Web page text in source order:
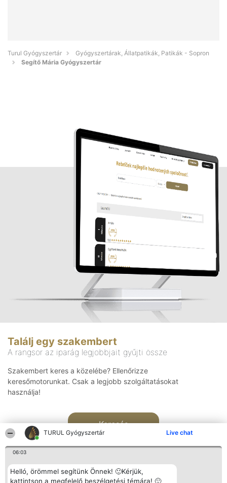
TURUL Gyógyszertár Live chat
06:03
Helló, örömmel segítünk Önnek! 🙂Kérjük,
kattintson a megfelelő beszélgetési témára! 🙂
Turul Gyógyszertár
Gyógyszertárak, Állatpatikák, Patikák - Sopron
Segítő Mária Gyógyszertár
Találj egy szakembert
A rangsor az iparág legjobbjait gyűjti össze
Szakembert keres a közelébe? Ellenőrizze
keresőmotorunkat. Csak a legjobb szolgáltatásokat
használja!
Keresés